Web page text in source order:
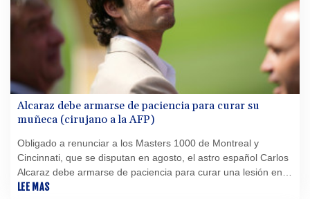
Alcaraz debe armarse de paciencia para curar su
muñeca (cirujano a la AFP)
Obligado a renunciar a los Masters 1000 de Montreal y
Cincinnati, que se disputan en agosto, el astro español Carlos
Alcaraz debe armarse de paciencia para curar una lesión en la
muñeca "muy frecuente" entre los tenistas y que, si se vuelve
LEE MAS